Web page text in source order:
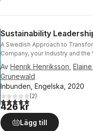
Sustainability
A Swedish Approach to
Company, your Industry and the
Av Henrik Henriksson
Grunewald
Inbunden, Engelska, 2020
5,0utav 5 stjärnor. Totalt
(2)
426 kr
Lägg till